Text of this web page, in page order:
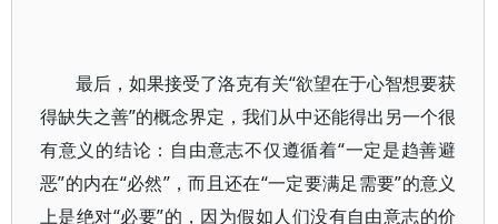
最后，如果接受了洛克有关“欲望在于心智想要获
得缺失之善”的概念界定，我们从中还能得出另一个很
有意义的结论：自由意志不仅遵循着“一定是趋善避
恶”的内在“必然”，而且还在“一定要满足需要”的意义
上是绝对“必要”的，因为假如人们没有自由意志的价